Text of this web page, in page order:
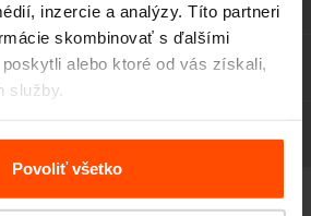
inzercie a analýzy. Títo partneri
skombinovať s ďalšími
alebo ktoré od vás získali,
služby.
na stránkeZásady zpracování
Povoliť všetko